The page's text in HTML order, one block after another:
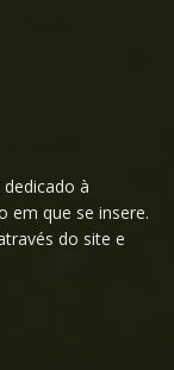
à
em que se insere.
do site e